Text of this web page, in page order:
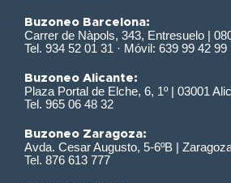
Buzoneo Barcelona:
Carrer de Nàpols, 343, Entresuelo |
Tel. 934 52 01 31 · Móvil: 639 99 42 99
Buzoneo Alicante:
Plaza Portal de Elche, 6, 1º | 03001
Tel. 965 06 48 32
Buzoneo Zaragoza:
Avda. Cesar Augusto, 5-6ºB |
Tel. 876 613 777